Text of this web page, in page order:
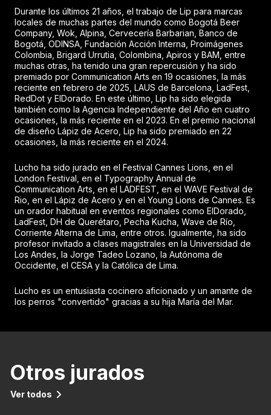
Durante los últimos 21 años, el trabajo de Lip para marcas
locales de muchas partes del mundo como Bogotá Beer
Company, Wok, Alpina, Cervecería Barbarian, Banco de
Bogotá, ODINSA, Fundación Acción Interna, Proimágenes
Colombia, Brigard Urrutia, Colombina, Apiros y BAM, entre
muchas otras, ha tenido una gran repercusión y ha sido
premiado por Communication Arts en 19 ocasiones, la más
reciente en febrero de 2025, LAUS de Barcelona, LadFest,
RedDot y ElDorado. En este último, Lip ha sido elegida
también como la Agencia Independiente del Año en cuatro
ocasiones, la más reciente en el 2023. En el premio nacional
de diseño Lápiz de Acero, Lip ha sido premiado en 22
ocasiones, la más reciente en el 2024.
Lucho ha sido jurado en el Festival Cannes Lions, en el
London Festival, en el Typography Annual de
Communication Arts, en el LADFEST, en el WAVE Festival de
Rio, en el Lápiz de Acero y en el Young Lions de Cannes. Es
un orador habitual en eventos regionales como ElDorado,
LadFest, DH de Querétaro, Pecha Kucha, Wave de Río,
Corriente Alterna de Lima, entre otros. Igualmente, ha sido
profesor invitado a clases magistrales en la Universidad de
Los Andes, la Jorge Tadeo Lozano, la Autónoma de
Occidente, el CESA y la Católica de Lima.
Lucho es un entusiasta cocinero aficionado y un amante de
los perros "convertido" gracias a su hija María del Mar.
Otros jurados
Ver todos